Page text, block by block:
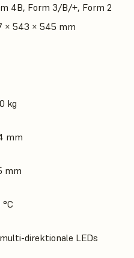
4B, Form 3/B/+, Form 2
× 543 × 545 mm
kg
mm
mm
°C
direktionale LEDs